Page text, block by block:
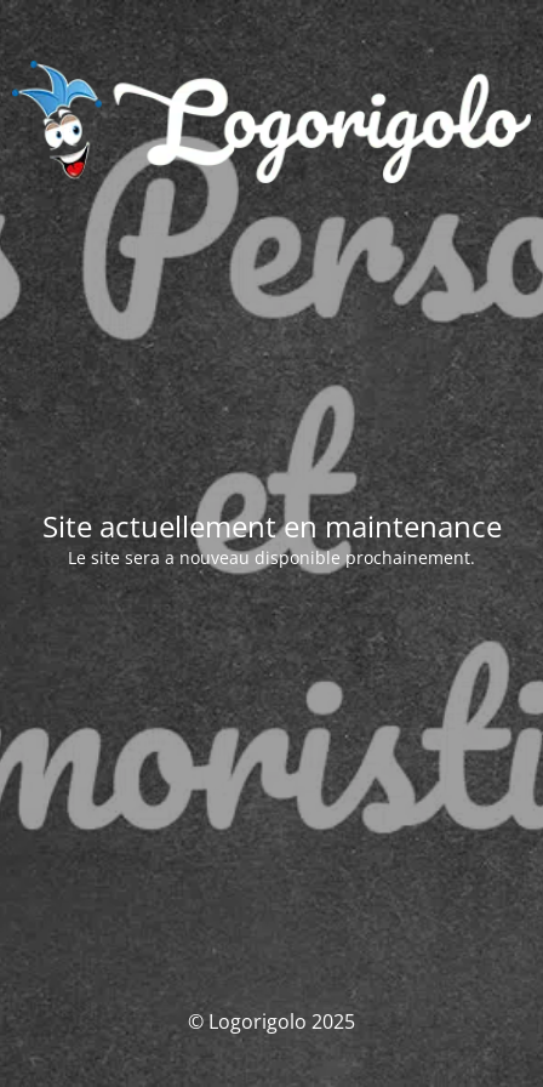
Site actuellement en maintenance
Le site sera a nouveau disponible prochainement.
© Logorigolo 2025